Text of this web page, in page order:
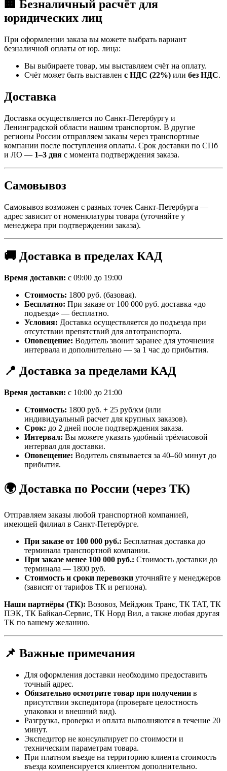
🏢 Безналичный расчёт для
юридических лиц
При оформлении заказа вы можете выбрать вариант
безналичной оплаты от юр. лица:
Вы выбираете товар, мы выставляем счёт на оплату.
Счёт может быть выставлен с НДС (22%) или без НДС.
Доставка
Доставка осуществляется по Санкт-Петербургу и
Ленинградской области нашим транспортом. В другие
регионы России отправляем заказы через транспортные
компании после поступления оплаты. Срок доставки по СПб
и ЛО — 1–3 дня с момента подтверждения заказа.
Самовывоз
Самовывоз возможен с разных точек Санкт-Петербурга —
адрес зависит от номенклатуры товара (уточняйте у
менеджера при подтверждении заказа).
🚚 Доставка в пределах КАД
Время доставки: с 09:00 до 19:00
Стоимость: 1800 руб. (базовая).
Бесплатно: При заказе от 100 000 руб. доставка «до
подъезда» — бесплатно.
Условия: Доставка осуществляется до подъезда при
отсутствии препятствий для автотранспорта.
Оповещение: Водитель звонит заранее для уточнения
интервала и дополнительно — за 1 час до прибытия.
📍 Доставка за пределами КАД
Время доставки: с 10:00 до 21:00
Стоимость: 1800 руб. + 25 руб/км (или
индивидуальный расчет для крупных заказов).
Срок: до 2 дней после подтверждения заказа.
Интервал: Вы можете указать удобный трёхчасовой
интервал для доставки.
Оповещение: Водитель связывается за 40–60 минут до
прибытия.
🌍 Доставка по России (через ТК)
Отправляем заказы любой транспортной компанией,
имеющей филиал в Санкт-Петербурге.
При заказе от 100 000 руб.: Бесплатная доставка до
терминала транспортной компании.
При заказе менее 100 000 руб.: Стоимость доставки до
терминала — 1800 руб.
Стоимость и сроки перевозки уточняйте у менеджеров
(зависят от тарифов ТК и региона).
Наши партнёры (ТК): Возовоз, Мейджик Транс, ТК ТАТ, ТК
ПЭК, ТК Байкал-Сервис, ТК Норд Вил, а также любая другая
ТК по вашему желанию.
📌 Важные примечания
Для оформления доставки необходимо предоставить
точный адрес.
Обязательно осмотрите товар при получении в
присутствии экспедитора (проверьте целостность
упаковки и внешний вид).
Разгрузка, проверка и оплата выполняются в течение 20
минут.
Экспедитор не консультирует по стоимости и
техническим параметрам товара.
При платном въезде на территорию клиента стоимость
въезда компенсируется клиентом дополнительно.